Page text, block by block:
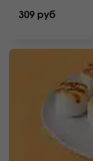
Они не входят в
блюда может
309 руб